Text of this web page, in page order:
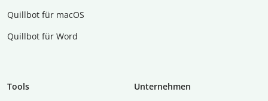
Quillbot für macOS
Quillbot für Word
Tools
Unternehmen